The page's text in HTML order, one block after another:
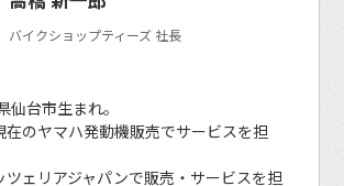
バイクショップティーズ 社長
仙台市生まれ。
在のヤマハ発動機販売でサービスを担
ツェリアジャパンで販売・サービスを担